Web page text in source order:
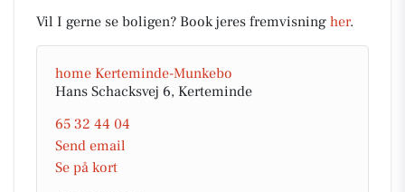
Vil I gerne se boligen? Book jeres fremvisning her.
home Kerteminde-Munkebo
Hans Schacksvej 6, Kerteminde
65 32 44 04
Send email
Se på kort